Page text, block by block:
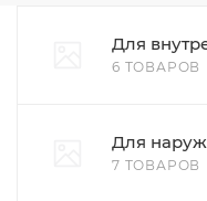
Для
6 ТОВАРОВ
Для
7 ТОВАРОВ